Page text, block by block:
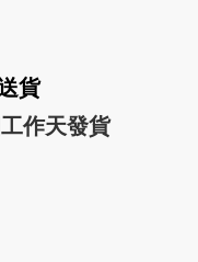
貨
作天發貨